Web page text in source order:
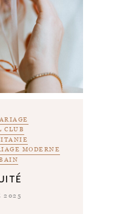
CLUB
MODERNE
2025